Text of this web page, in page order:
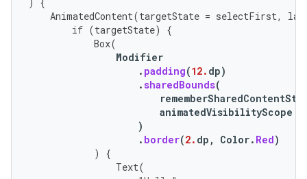
AnimatedContent(targetState = selectFirst,
if (targetState)
{
Box(
Modifier
. padding(12. dp)
.sharedBounds(
animatedVisibilityScope
)
. border(2. dp , Color. Red)
)
{
Text(